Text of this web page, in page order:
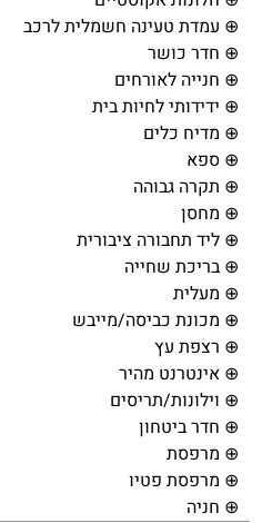
⊕ עמדת טעינה חשמלית לרכב
⊕ חדר כושר
⊕ חנייה לאורחים
⊕ ידידותי לחיות בית
⊕ מדיח כלים
⊕ ספא
⊕ תקרה גבוהה
⊕ מחסן
⊕ ליד תחבורה ציבורית
⊕ בריכת שחייה
⊕ מעלית
⊕ מכונת כביסה/מייבש
⊕ רצפת עץ
⊕ אינטרנט מהיר
⊕ וילונות/תריסים
⊕ חדר ביטחון
⊕ מרפסת
⊕ מרפסת פטיו
⊕ חניה